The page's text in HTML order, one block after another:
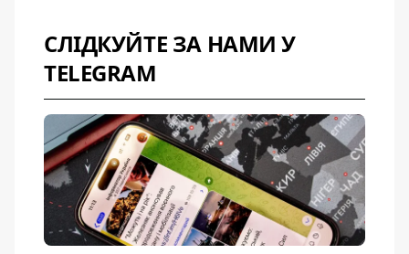
СЛІДКУЙТЕ ЗА НАМИ У
TELEGRAM